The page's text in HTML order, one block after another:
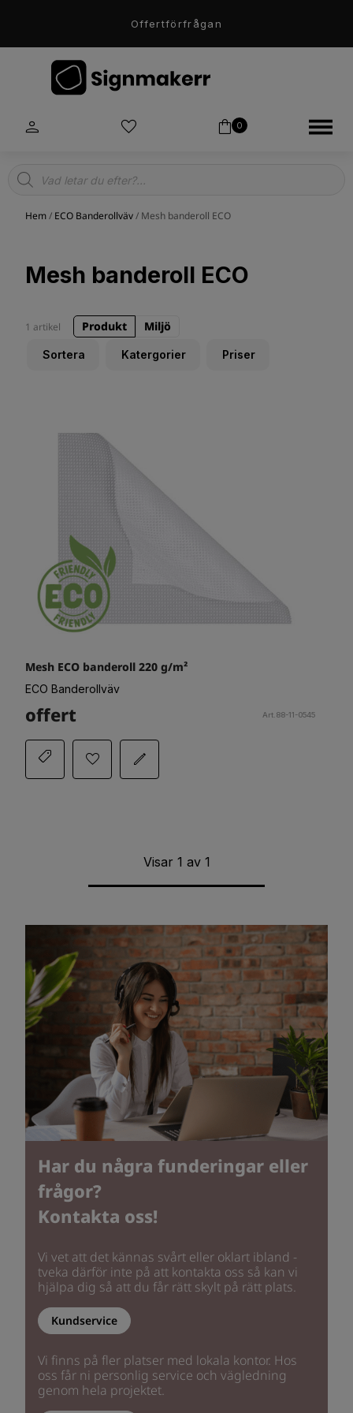
Offertförfrågan
0
Products
search
Hem/ ECO Banderollväv/ Mesh banderoll ECO
Mesh banderoll ECO
Sortera Katergorier Priser
1 artikel Produkt Miljö
Mesh ECO banderoll 220 g/m²
ECO Banderollväv
offert Art.88-11-0545
Visar 1 av 1
Har du några funderingar eller
frågor?
Kontakta oss!
Vi vet att det kännas svårt eller oklart ibland -
tveka därför inte på att kontakta oss så kan vi
hjälpa dig så att du får rätt skylt på rätt plats.
Kundservice
Vi finns på fler platser med lokala kontor. Hos
oss får ni personlig service och vägledning
genom hela projektet.